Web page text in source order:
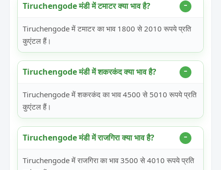
Tiruchengode मंडी में टमाटर क्या भाव है?
Tiruchengode में टमाटर का भाव 1800 से 2010 रूपये प्रति
कुएंटल हैं।
Tiruchengode मंडी में शकरकंद क्या भाव है?
Tiruchengode में शकरकंद का भाव 4500 से 5010 रूपये प्रति
कुएंटल हैं।
Tiruchengode मंडी में राजगिरा क्या भाव है?
Tiruchengode में राजगिरा का भाव 3500 से 4010 रूपये प्रति